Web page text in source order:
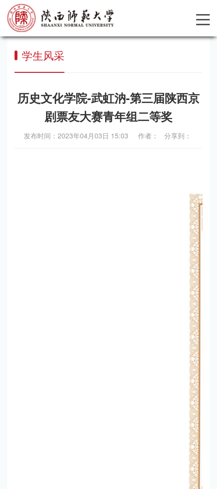
学生风采
历史文化学院-武虹汭-第三届陕西京
剧票友大赛青年组二等奖
发布时间：2023年04月03日 15:03 作者： 分享到：